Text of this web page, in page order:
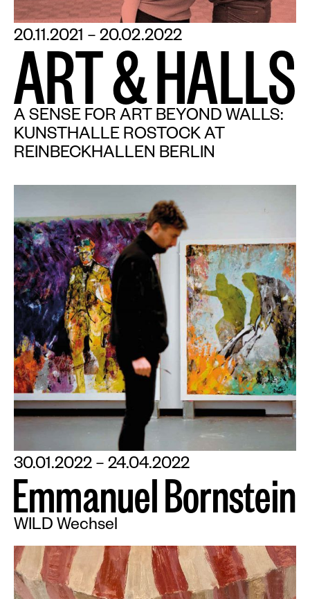
Plakate
Sondereditionen
Editionen
Merchandise
20.11.2021 – 20.02.2022
ART&HALLS
A SENSE FOR ART BEYOND WALLS:
KUNSTHALLE ROSTOCK AT
REINBECKHALLEN BERLIN
30.01.2022 – 24.04.2022
EmmanuelBornstein
WILD Wechsel